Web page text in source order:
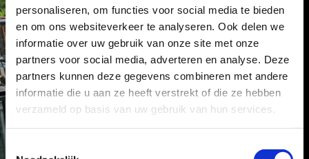
personaliseren, om functies voor social media te bieden
en om ons websiteverkeer te analyseren. Ook delen we
informatie over uw gebruik van onze site met onze
partners voor social media, adverteren en analyse. Deze
partners kunnen deze gegevens combineren met andere
informatie die u aan ze heeft verstrekt of die ze hebben
verzameld op basis van uw gebruik van hun services.